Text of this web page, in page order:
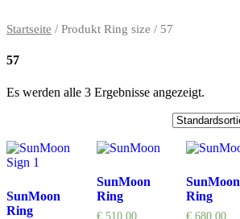
Startseite / Produkt Ring size / 57
57
Es werden alle 3 Ergebnisse angezeigt.
SunMoon
Ring
SunMoon
Ring
€510,00
SunMoon
Ring
€ 680,00